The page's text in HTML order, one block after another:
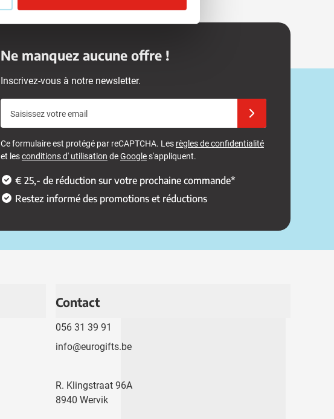
Ne manquez aucune offre !
Inscrivez-vous à notre newsletter.
Ce formulaire est protégé par reCAPTCHA. Les règles de confidentialité
et lesconditions d' utilisation deGoogles'appliquent.
€ 25,- de réduction sur votre prochaine commande*
Restez informé des promotions et réductions
Contact
056 31 39 91
info@eurogifts.be
R. Klingstraat 96A
8940 Wervik